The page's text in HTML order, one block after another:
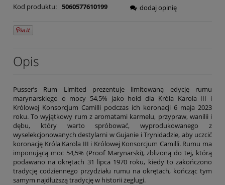
Kod produktu: 5060577610199
dodaj opinię
Opis
Pusser’s Rum Limited prezentuje limitowaną edycję rumu
marynarskiego o mocy 54,5% jako hołd dla Króla Karola III i
Królowej Konsorcjum Camilli podczas ich koronacji 6 maja 2023
roku. To wyjątkowy rum z aromatami karmelu, przypraw, wanilii i
dębu, który warto spróbować, wyprodukowanego z
wyselekcjonowanych destylarni w Gujanie i Trynidadzie, aby uczcić
koronację Króla Karola III i Królowej Konsorcjum Camilli. Rumu ma
imponującą moc 54,5% (Proof Marynarski), zbliżoną do tej, którą
podawano na okrętach 31 lipca 1970 roku, kiedy to zakończono
tradycję codziennego przydziału rumu na okrętach, kończąc tym
samym najdłuższą tradycję w historii żeglugi.